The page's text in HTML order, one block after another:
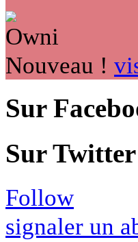
Nouveau !
Sur
Sur Twitter
Follow
signaler un